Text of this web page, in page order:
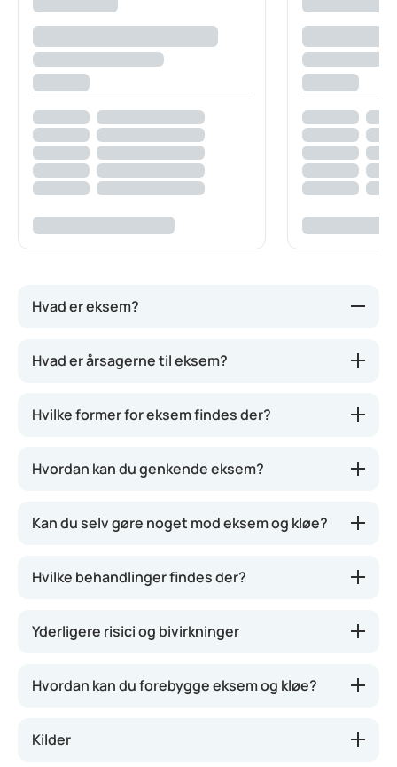
Hvad er eksem?
Eksem er en kronisk, ikke-smitsom hudsygdom, der
skyldes en betændelsesreaktion i huden. Det giver
eller skorper. Nogle gange væsker udslættet også.
Hvad er årsagerne til eksem?
Hvilke former for eksem findes der?
Hvordan kan du genkende eksem?
Kan du selv gøre noget mod eksem og kløe?
Hvilke behandlinger findes der?
Yderligere risici og bivirkninger
Hvordan kan du forebygge eksem og kløe?
Kilder